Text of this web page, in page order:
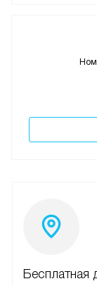
Бесплатная